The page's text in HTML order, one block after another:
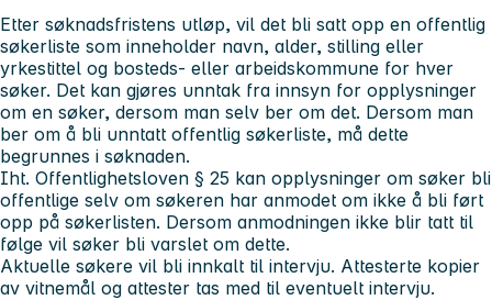
Etter søknadsfristens utløp, vil det bli satt opp en offentlig
søkerliste som inneholder navn, alder, stilling eller
yrkestittel og bosteds- eller arbeidskommune for hver
søker. Det kan gjøres unntak fra innsyn for opplysninger
om en søker, dersom man selv ber om det. Dersom man
ber om å bli unntatt offentlig søkerliste, må dette
begrunnes i søknaden.
Iht. Offentlighetsloven § 25 kan opplysninger om søker bli
offentlige selv om søkeren har anmodet om ikke å bli ført
opp på søkerlisten. Dersom anmodningen ikke blir tatt til
følge vil søker bli varslet om dette.
Aktuelle søkere vil bli innkalt til intervju. Attesterte kopier
av vitnemål og attester tas med til eventuelt intervju.